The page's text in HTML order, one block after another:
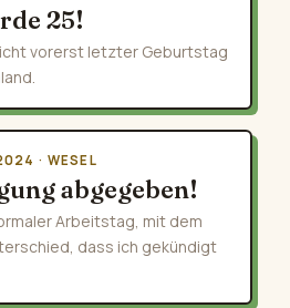
25!
vorerst letzter Geburtstag
· WESEL
abgegeben!
Arbeitstag, mit dem
dass ich gekündigt